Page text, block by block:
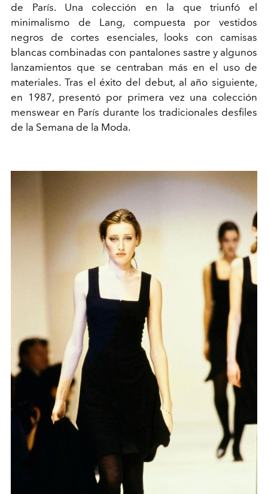
de París. Una colección en la que triunfó el
minimalismo de Lang, compuesta por vestidos
negros de cortes esenciales, looks con camisas
blancas combinadas con pantalones sastre y algunos
lanzamientos que se centraban más en el uso de
materiales. Tras el éxito del debut, al año siguiente,
en 1987, presentó por primera vez una colección
menswear en París durante los tradicionales desfiles
de la Semana de la Moda.